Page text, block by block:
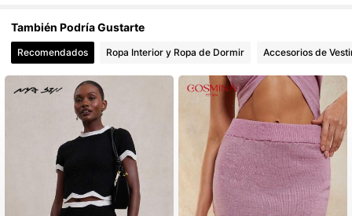
También Podría Gustarte
Recomendados Ropa Interior y Ropa de Dormir Accesorios de